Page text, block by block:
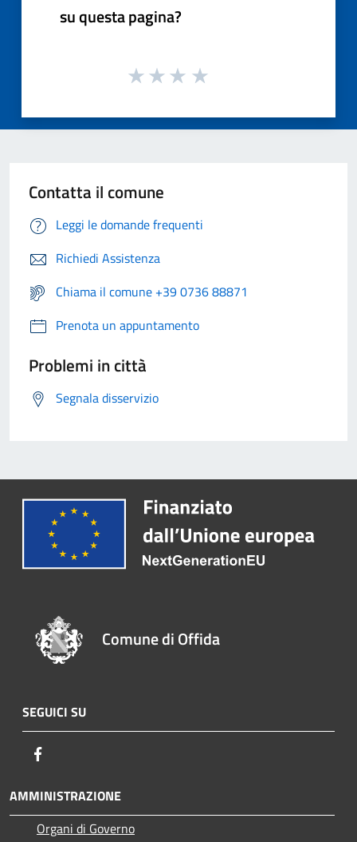
su questa pagina?
Contatta il comune
Leggi le domande frequenti
Richiedi Assistenza
Chiama il comune +39 0736 88871
Prenota un appuntamento
Problemi in città
Segnala disservizio
Comune di Offida
SEGUICI SU
AMMINISTRAZIONE
Organi di Governo